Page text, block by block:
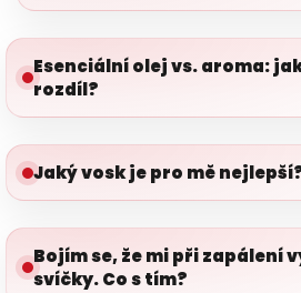
Esenciální olej vs. aroma:
rozdíl?
Jaký vosk je pro mě
Bojím se, že mi při zapálení
svíčky. Co s tím?